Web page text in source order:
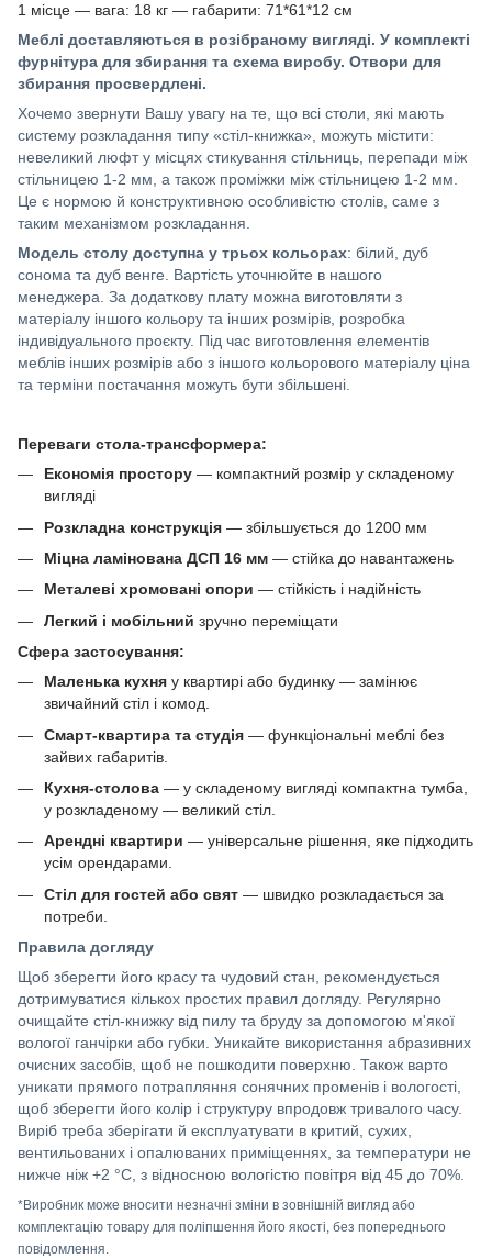
1 місце — вага: 18 кг — габарити: 71*61*12 см
Меблі доставляються в розібраному вигляді. У комплекті
фурнітура для збирання та схема виробу. Отвори для
збирання просвердлені.
Хочемо звернути Вашу увагу на те, що всі столи, які мають
систему розкладання типу «стіл-книжка», можуть містити:
невеликий люфт у місцях стикування стільниць, перепади між
стільницею 1-2 мм, а також проміжки між стільницею 1-2 мм.
Це є нормою й конструктивною особливістю столів, саме з
таким механізмом розкладання.
Модель столу доступна у трьох кольорах: білий, дуб
сонома та дуб венге. Вартість уточнюйте в нашого
менеджера. За додаткову плату можна виготовляти з
матеріалу іншого кольору та інших розмірів, розробка
індивідуального проєкту. Під час виготовлення елементів
меблів інших розмірів або з іншого кольорового матеріалу ціна
та терміни постачання можуть бути збільшені.
Переваги стола-трансформера:
Економія простору — компактний розмір у складеному
вигляді
Розкладна конструкція — збільшується до 1200 мм
Міцна ламінована ДСП 16 мм — стійка до навантажень
Металеві хромовані опори — стійкість і надійність
Легкий і мобільний зручно переміщати
Сфера застосування:
Маленька кухня у квартирі або будинку — замінює
звичайний стіл і комод.
Смарт-квартира та студія — функціональні меблі без
зайвих габаритів.
Кухня-столова — у складеному вигляді компактна тумба,
у розкладеному — великий стіл.
Арендні квартири — універсальне рішення, яке підходить
усім орендарами.
Стіл для гостей або свят — швидко розкладається за
потреби.
Правила догляду
Щоб зберегти його красу та чудовий стан, рекомендується
дотримуватися кількох простих правил догляду. Регулярно
очищайте стіл-книжку від пилу та бруду за допомогою м'якої
вологої ганчірки або губки. Уникайте використання абразивних
очисних засобів, щоб не пошкодити поверхню. Також варто
уникати прямого потрапляння сонячних променів і вологості,
щоб зберегти його колір і структуру впродовж тривалого часу.
Виріб треба зберігати й експлуатувати в критий, сухих,
вентильованих і опалюваних приміщеннях, за температури не
нижче ніж +2 °C, з відносною вологістю повітря від 45 до 70%.
*Виробник може вносити незначні зміни в зовнішній вигляд або
комплектацію товару для поліпшення його якості, без попереднього
повідомлення.